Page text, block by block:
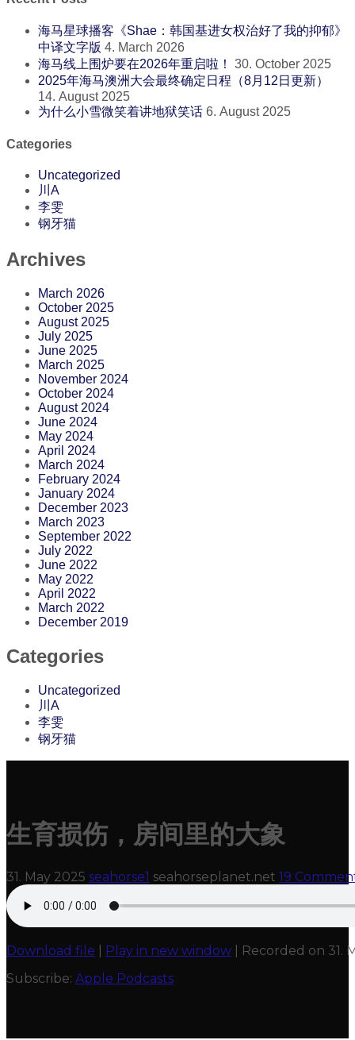
海马星球播客《Shae：韩国基进女权治好了我的抑郁》
中译文字版 4. March 2026
海马线上围炉要在2026年重启啦！
30. October 2025
2025年海马澳洲大会最终确定日程（8月12日更新）
14. August 2025
为什么小雪微笑着讲地狱笑话 6. August 2025
Categories
Uncategorized
川A
李雯
钢牙猫
Archives
March 2026
October 2025
August 2025
July 2025
June 2025
March 2025
November 2024
October 2024
August 2024
June 2024
May 2024
April 2024
March 2024
February 2024
January 2024
December 2023
March 2023
September 2022
July 2022
June 2022
May 2022
April 2022
March 2022
December 2019
Categories
Uncategorized
川A
李雯
钢牙猫
生育损伤，房间里的大象
31. May 2025 seahorse1 seahorseplanet.net 19
Download file Play in new window
Recorded on 31.
Subscribe: Apple Podcasts